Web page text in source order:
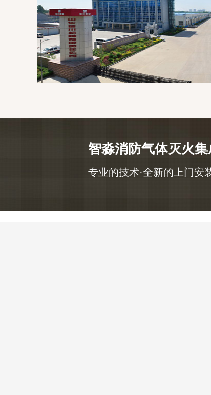
智淼消防气体灭火
专业的技术·全新的上门安